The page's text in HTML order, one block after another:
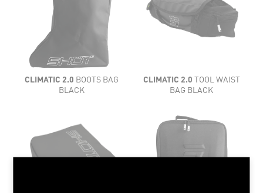
CLIMATIC 2.0 BOOTS BAG
BLACK
CLIMATIC 2.0 TOOL WAIST
BAG BLACK